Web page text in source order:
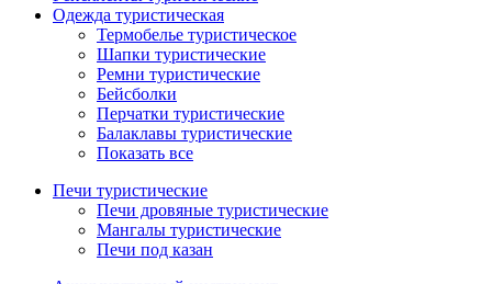
Одежда туристическая
Термобелье туристическое
Шапки туристические
Ремни туристические
Бейсболки
Перчатки туристические
Балаклавы туристические
Показать все
Печи туристические
Печи дровяные туристические
Мангалы туристические
Печи под казан